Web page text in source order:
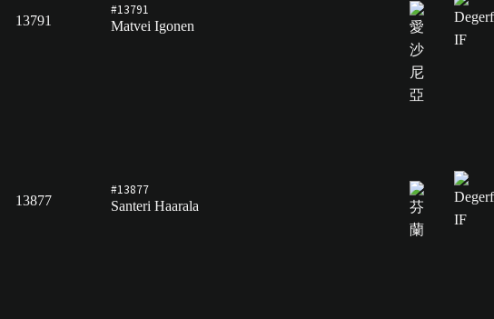
13791
#13791
Matvei Igonen
13877
#13877
Santeri Haarala